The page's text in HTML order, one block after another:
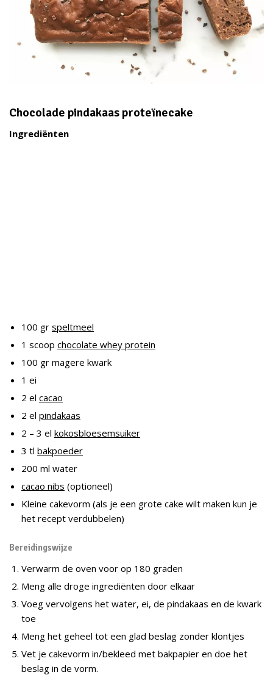
Chocolade pindakaas proteïnecake
Ingrediënten
100 gr speltmeel
1 scoop chocolate whey protein
100 gr magere kwark
1 ei
2 el cacao
2 el pindakaas
2 – 3 el kokosbloesemsuiker
3 tl bakpoeder
200 ml water
cacao nibs (optioneel)
Kleine cakevorm (als je een grote cake wilt maken kun je
het recept verdubbelen)
Bereidingswijze
Verwarm de oven voor op 180 graden
Meng alle droge ingrediënten door elkaar
Voeg vervolgens het water, ei, de pindakaas en de kwark
toe
Meng het geheel tot een glad beslag zonder klontjes
Vet je cakevorm in/bekleed met bakpapier en doe het
beslag in de vorm.